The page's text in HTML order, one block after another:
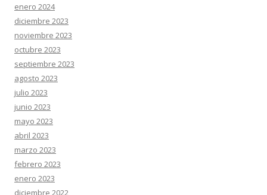
enero 2024
diciembre 2023
noviembre 2023
octubre 2023
septiembre 2023
agosto 2023
julio 2023
junio 2023
mayo 2023
abril 2023
marzo 2023
febrero 2023
enero 2023
diciembre 2022